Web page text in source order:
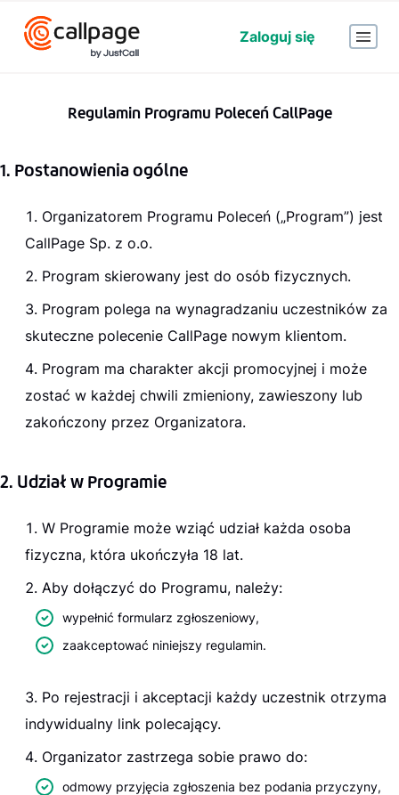
Zaloguj się
Regulamin Programu Poleceń CallPage
1. Postanowienia ogólne
Organizatorem Programu Poleceń („Program”) jest
CallPage Sp. z o.o.
Program skierowany jest do osób fizycznych.
Program polega na wynagradzaniu uczestników za
skuteczne polecenie CallPage nowym klientom.
Program ma charakter akcji promocyjnej i może
zostać w każdej chwili zmieniony, zawieszony lub
zakończony przez Organizatora.
2. Udział w Programie
W Programie może wziąć udział każda osoba
fizyczna, która ukończyła 18 lat.
Aby dołączyć do Programu, należy:
wypełnić formularz zgłoszeniowy,
zaakceptować niniejszy regulamin.
Po rejestracji i akceptacji każdy uczestnik otrzyma
indywidualny link polecający.
Organizator zastrzega sobie prawo do:
odmowy przyjęcia zgłoszenia bez podania przyczyny,